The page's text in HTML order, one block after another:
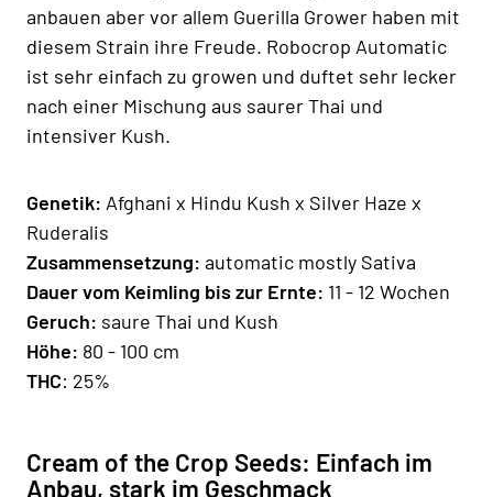
anbauen aber vor allem Guerilla Grower haben mit
diesem Strain ihre Freude. Robocrop Automatic
ist sehr einfach zu growen und duftet sehr lecker
nach einer Mischung aus saurer Thai und
intensiver Kush.
Genetik: Afghani x Hindu Kush x Silver Haze x
Ruderalis
Zusammensetzung: automatic mostly Sativa
Dauer vom Keimling bis zur Ernte: 11 - 12 Wochen
Geruch: saure Thai und Kush
Höhe: 80 - 100 cm
THC: 25%
Cream of the Crop Seeds: Einfach im
Anbau, stark im Geschmack